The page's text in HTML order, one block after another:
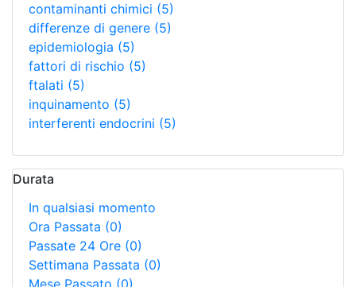
contaminanti chimici (5)
differenze di genere (5)
epidemiologia (5)
fattori di rischio (5)
ftalati (5)
inquinamento (5)
interferenti endocrini (5)
Durata
In qualsiasi momento
Ora Passata (0)
Passate 24 Ore (0)
Settimana Passata (0)
Mese Passato (0)